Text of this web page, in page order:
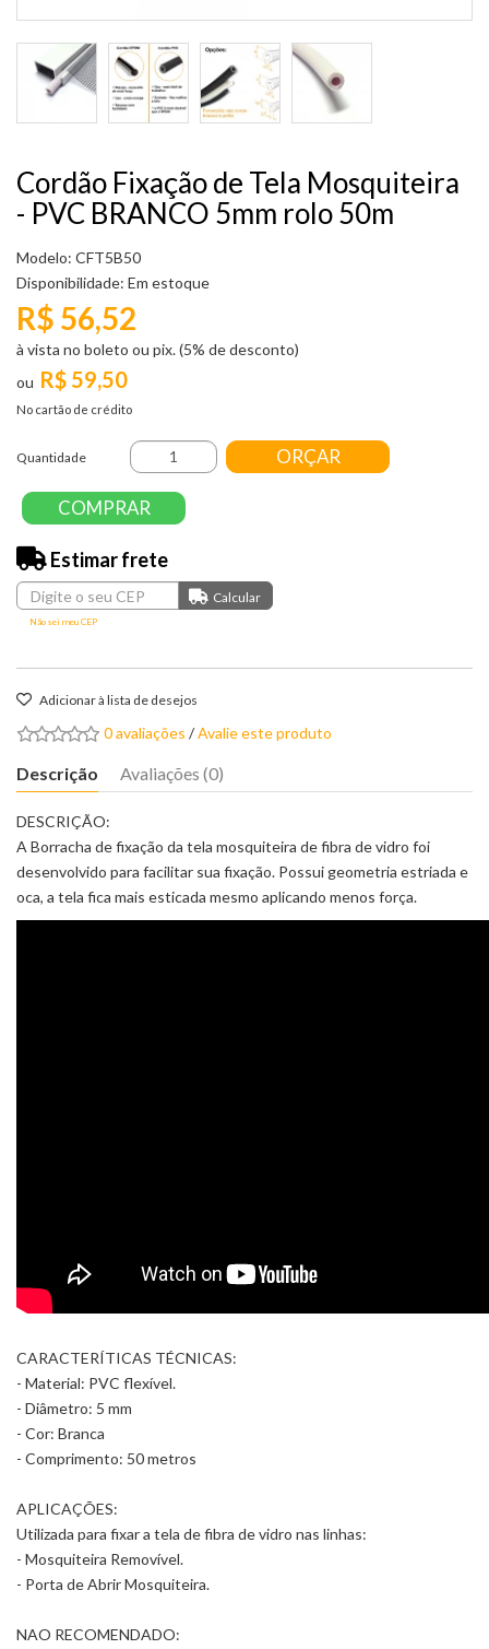
Cordão Fixação de Tela Mosquiteira
- PVC BRANCO 5mm rolo 50m
Modelo: CFT5B50
Disponibilidade: Em estoque
R$ 59,50
No cartão de crédito
R$ 56,52
à vista no boleto ou pix. (5% de desconto)
Quantidade ORÇAR
COMPRAR
Estimar frete
Não sei meu CEP
Adicionar à lista de desejos
0 avaliações /Avalie este produto
Descrição Avaliações (0)
DESCRIÇÃO:
A Borracha de fixação da tela mosquiteira de fibra de vidro foi
desenvolvido para facilitar sua fixação. Possui geometria estriada e
oca, a tela fica mais esticada mesmo aplicando menos força.
CARACTERÍTICAS TÉCNICAS:
- Material: PVC flexível.
- Diâmetro: 5 mm
- Cor: Branca
- Comprimento: 50 metros
APLICAÇÕES:
Utilizada para fixar a tela de fibra de vidro nas linhas:
- Mosquiteira Removível.
- Porta de Abrir Mosquiteira.
NAO RECOMENDADO: